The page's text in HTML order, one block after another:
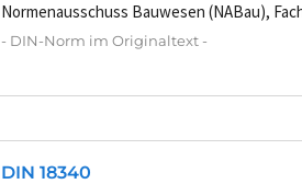
Normenausschuss Bauwesen (NABau),
- DIN-Norm im Originaltext -
DIN 18340